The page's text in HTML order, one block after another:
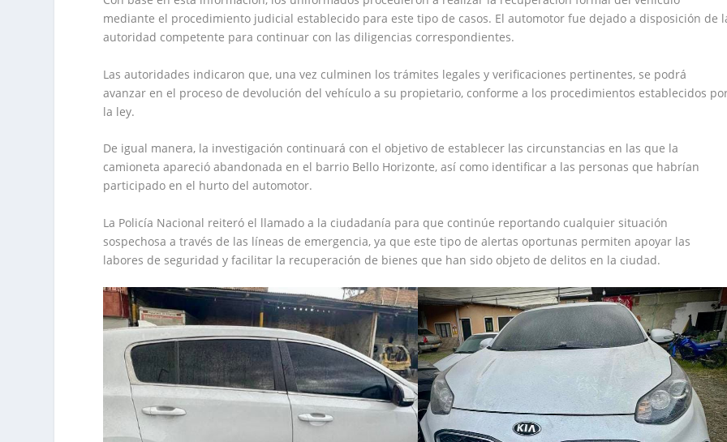
mediante el procedimiento judicial establecido para este tipo de casos. El automotor fue dejado a disposición de
autoridad competente para continuar con las diligencias correspondientes.
Las autoridades indicaron que, una vez culminen los trámites legales y verificaciones pertinentes, se podrá
avanzar en el proceso de devolución del vehículo a su propietario, conforme a los procedimientos establecidos
la ley.
De igual manera, la investigación continuará con el objetivo de establecer las circunstancias en las que la
camioneta apareció abandonada en el barrio Bello Horizonte, así como identificar a las personas que habrían
participado en el hurto del automotor.
La Policía Nacional reiteró el llamado a la ciudadanía para que continúe reportando cualquier situación
sospechosa a través de las líneas de emergencia, ya que este tipo de alertas oportunas permiten apoyar las
labores de seguridad y facilitar la recuperación de bienes que han sido objeto de delitos en la ciudad.